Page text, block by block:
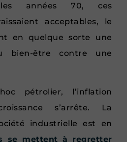
années 70, ces
acceptables, le
en quelque sorte une
bien-être contre une
pétrolier, l’inflation
s’arrête. La
industrielle est en
se mettent à regretter